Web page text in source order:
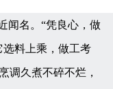
闻名。“凭良心，做
料上乘，做工考
调久煮不碎不烂，